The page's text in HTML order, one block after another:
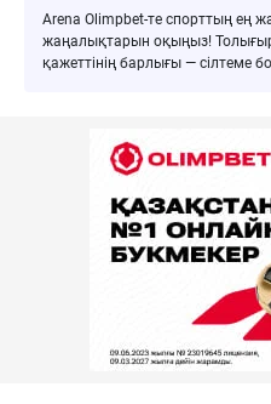
Arena Olimpbet-те спорттың ең
жаңалықтарын оқыңыз!
қажеттінің барлығы — сілтеме